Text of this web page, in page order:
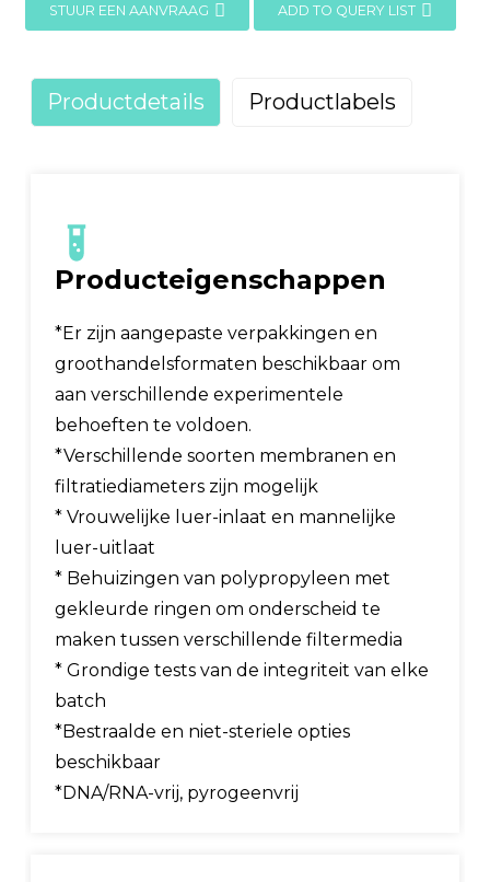
STUUR EEN AANVRAAG ADD TO QUERY LIST
Productdetails Productlabels
Producteigenschappen
*Er zijn aangepaste verpakkingen en
groothandelsformaten beschikbaar om
aan verschillende experimentele
behoeften te voldoen.
*Verschillende soorten membranen en
filtratiediameters zijn mogelijk
* Vrouwelijke luer-inlaat en mannelijke
luer-uitlaat
* Behuizingen van polypropyleen met
gekleurde ringen om onderscheid te
maken tussen verschillende filtermedia
* Grondige tests van de integriteit van elke
batch
*Bestraalde en niet-steriele opties
beschikbaar
*DNA/RNA-vrij, pyrogeenvrij